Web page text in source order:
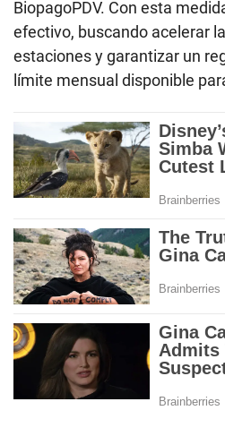
BiopagoPDV. Con esta
efectivo, buscando acelerar
estaciones y garantizar un
límite mensual disponible